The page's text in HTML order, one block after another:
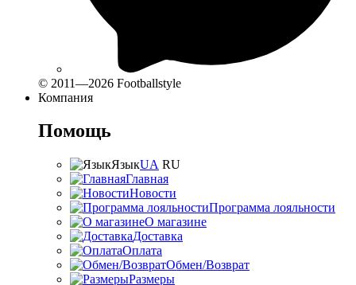
© 2011—2026 Footballstyle
Компания
Помощь
ЯзыкUA RU
Главная
Новости
Программа лояльности
О магазине
Доставка
Оплата
Обмен/Возврат
Размеры